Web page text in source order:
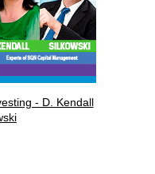
- D. Kendall